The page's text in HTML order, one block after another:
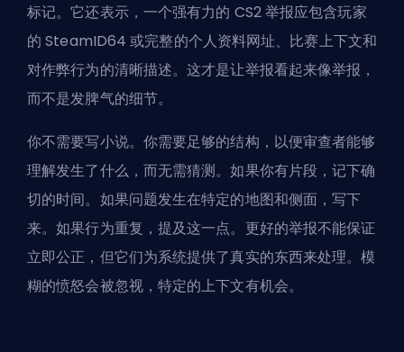
标记。它还表示，一个强有力的 CS2 举报应包含玩家
的 SteamID64 或完整的个人资料网址、比赛上下文和
对作弊行为的清晰描述。这才是让举报看起来像举报，
而不是发脾气的细节。
你不需要写小说。你需要足够的结构，以便审查者能够
理解发生了什么，而无需猜测。如果你有片段，记下确
切的时间。如果问题发生在特定的地图和侧面，写下
来。如果行为重复，提及这一点。更好的举报不能保证
立即公正，但它们为系统提供了真实的东西来处理。模
糊的愤怒会被忽视，特定的上下文有机会。